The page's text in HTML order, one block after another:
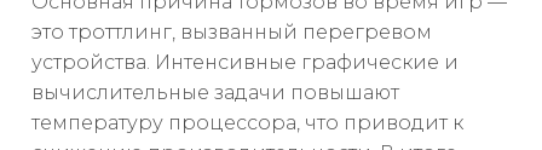
это троттлинг, вызванный перегревом
устройства. Интенсивные графические и
вычислительные задачи повышают
температуру процессора, что приводит к